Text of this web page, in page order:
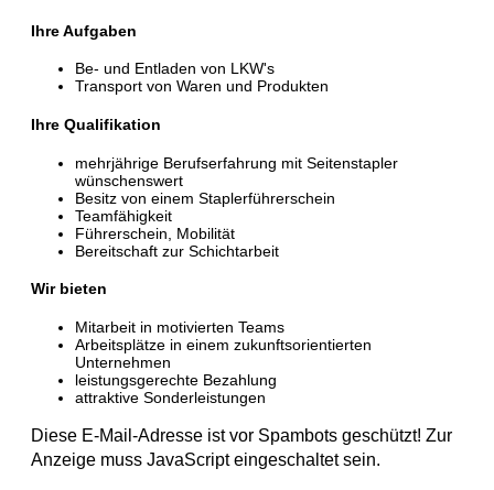
Ihre Aufgaben
Be- und Entladen von LKW's
Transport von Waren und Produkten
Ihre Qualifikation
mehrjährige Berufserfahrung mit Seitenstapler
wünschenswert
Besitz von einem Staplerführerschein
Teamfähigkeit
Führerschein, Mobilität
Bereitschaft zur Schichtarbeit
Wir bieten
Mitarbeit in motivierten Teams
Arbeitsplätze in einem zukunftsorientierten
Unternehmen
leistungsgerechte Bezahlung
attraktive Sonderleistungen
Diese E-Mail-Adresse ist vor Spambots geschützt! Zur
Anzeige muss JavaScript eingeschaltet sein.